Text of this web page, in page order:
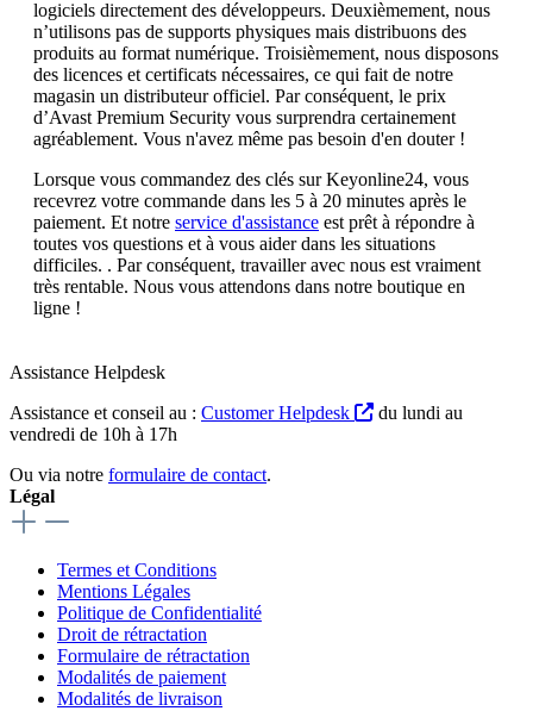
logiciels directement des développeurs. Deuxièmement, nous
n’utilisons pas de supports physiques mais distribuons des
produits au format numérique. Troisièmement, nous disposons
des licences et certificats nécessaires, ce qui fait de notre
magasin un distributeur officiel. Par conséquent, le prix
d’Avast Premium Security vous surprendra certainement
agréablement. Vous n'avez même pas besoin d'en douter !
Lorsque vous commandez des clés sur Keyonline24, vous
recevrez votre commande dans les 5 à 20 minutes après le
paiement. Et notre service d'assistance est prêt à répondre à
toutes vos questions et à vous aider dans les situations
difficiles. . Par conséquent, travailler avec nous est vraiment
très rentable. Nous vous attendons dans notre boutique en
ligne !
Assistance Helpdesk
Assistance et conseil au : Customer Helpdesk
du lundi au
vendredi de 10h à 17h
Ou via notre formulaire de contact.
Légal
Termes et Conditions
Mentions Légales
Politique de Confidentialité
Droit de rétractation
Formulaire de rétractation
Modalités de paiement
Modalités de livraison